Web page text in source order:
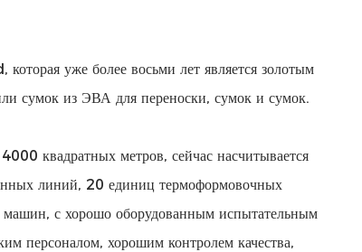
уже более восьми лет является золотым
сумок из ЭВА для переноски, сумок и сумок.
квадратных метров, сейчас насчитывается
линий, 20 единиц термоформовочных
с хорошо оборудованным испытательным
персоналом, хорошим контролем качества,